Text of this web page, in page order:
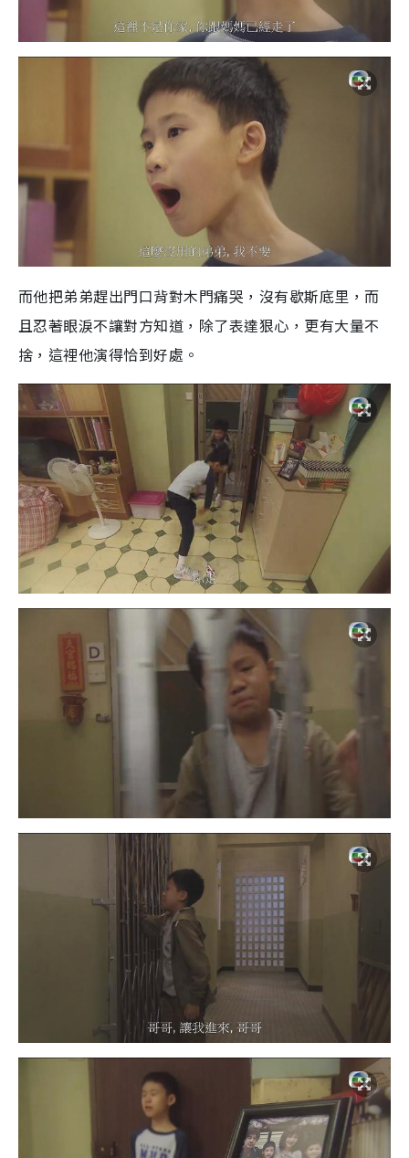
而他把弟弟趕出門口背對木門痛哭，沒有歇斯底里，而
且忍著眼淚不讓對方知道，除了表達狠心，更有大量不
捨，這裡他演得恰到好處。